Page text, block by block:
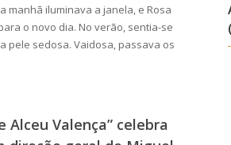
manhã iluminava a janela, e Rosa
o novo dia. No verão, sentia-se
pele sedosa. Vaidosa, passava os
Alceu Valença” celebra